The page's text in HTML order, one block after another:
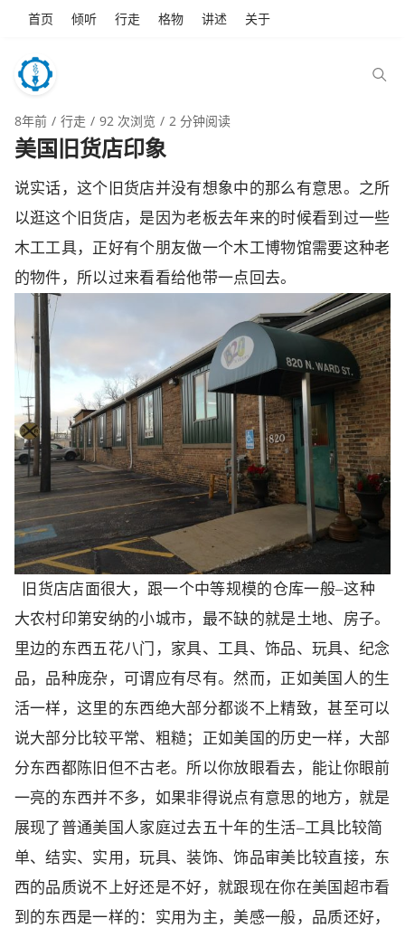
首页 倾听 行走 格物 讲述 关于
8年前 行走 92 次浏览 2 分钟阅读
美国旧货店印象
说实话，这个旧货店并没有想象中的那么有意思。之所
以逛这个旧货店，是因为老板去年来的时候看到过一些
木工工具，正好有个朋友做一个木工博物馆需要这种老
的物件，所以过来看看给他带一点回去。
旧货店店面很大，跟一个中等规模的仓库一般–这种
大农村印第安纳的小城市，最不缺的就是土地、房子。
里边的东西五花八门，家具、工具、饰品、玩具、纪念
品，品种庞杂，可谓应有尽有。然而，正如美国人的生
活一样，这里的东西绝大部分都谈不上精致，甚至可以
说大部分比较平常、粗糙；正如美国的历史一样，大部
分东西都陈旧但不古老。所以你放眼看去，能让你眼前
一亮的东西并不多，如果非得说点有意思的地方，就是
展现了普通美国人家庭过去五十年的生活–工具比较简
单、结实、实用，玩具、装饰、饰品审美比较直接，东
西的品质说不上好还是不好，就跟现在你在美国超市看
到的东西是一样的：实用为主，美感一般，品质还好，